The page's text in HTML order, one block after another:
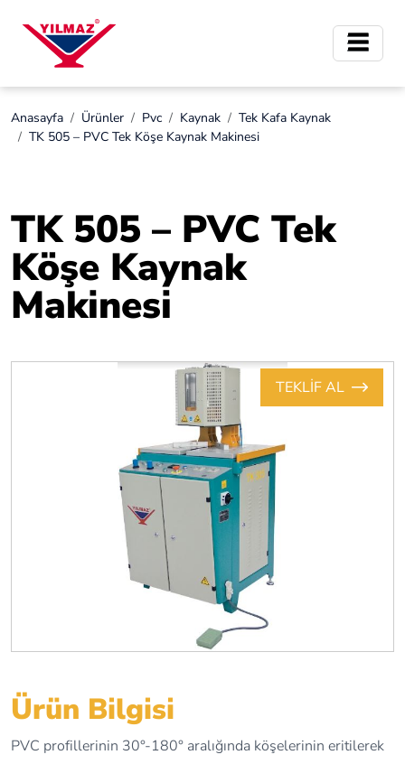
Anasayfa Ürünler Pvc Kaynak
Tek Kafa Kaynak
TK 505 – PVC Tek Köşe Kaynak Makinesi
TK 505 – PVC Tek
Köşe Kaynak
Makinesi
TEKLİF AL
Ürün Bilgisi
PVC profillerinin 30°-180° aralığında köşelerinin eritilerek